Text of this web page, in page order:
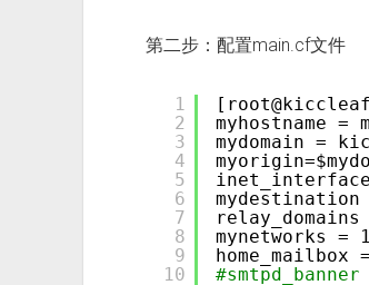
第二步：配置main.cf文件
1
2
3
4
5
6
7
8
9
10
myhostname
mydomain =
mydestination
mynetworks =
#smtpd_banner